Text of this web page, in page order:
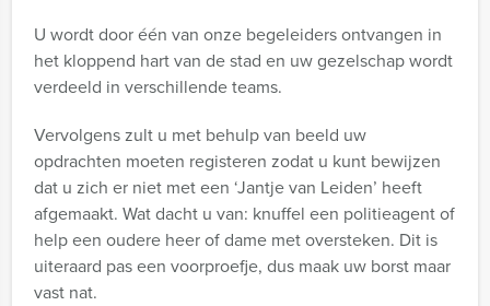
U wordt door één van onze begeleiders ontvangen in
het kloppend hart van de stad en uw gezelschap wordt
verdeeld in verschillende teams.
Vervolgens zult u met behulp van beeld uw
opdrachten moeten registeren zodat u kunt bewijzen
dat u zich er niet met een ‘Jantje van Leiden’ heeft
afgemaakt. Wat dacht u van: knuffel een politieagent of
help een oudere heer of dame met oversteken. Dit is
uiteraard pas een voorproefje, dus maak uw borst maar
vast nat.